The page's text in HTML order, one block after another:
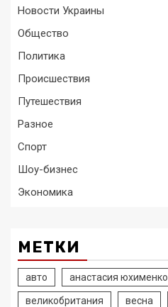
Новости Украины
Общество
Политика
Происшествия
Путешествия
Разное
Спорт
Шоу-бизнес
Экономика
МЕТКИ
авто анастасия юхименко
великобритания весна